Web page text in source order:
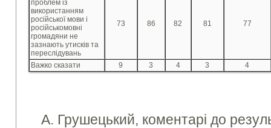
проблем із
використанням
російської мови і
російськомовні
громадяни не
зазнають утисків та
переслідувань
73 86 82 81 77
Важко сказати 9 3 4 3 4
А. Грушецький, коментарі до